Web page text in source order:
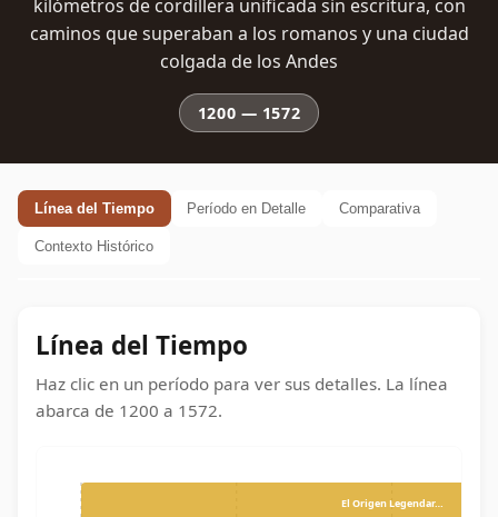
kilómetros de cordillera unificada sin escritura, con
caminos que superaban a los romanos y una ciudad
colgada de los Andes
1200 — 1572
Línea del Tiempo Período en Detalle Comparativa
Contexto Histórico
Línea del Tiempo
Haz clic en un período para ver sus detalles. La línea
abarca de 1200 a 1572.
El Origen Legendar…